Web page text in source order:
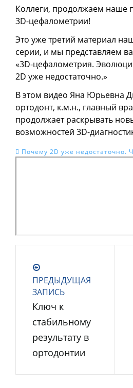
Коллеги, продолжаем наше
3D-цефалометрии!
Это уже третий материал
серии, и мы представляем
«3D-цефалометрия.
2D уже недостаточно.»
В этом видео Яна Юрьевна
ортодонт, к.м.н., главный
продолжает раскрывать
возможностей 3D-
Почему 2D уже недостаточно.
ПРЕДЫДУЩАЯ
ЗАПИСЬ
Ключ к
стабильному
результату в
ортодонтии